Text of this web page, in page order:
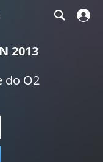
2013
do O2